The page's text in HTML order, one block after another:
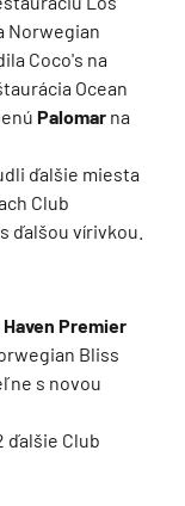
Norwegian
Coco's na
Ocean
Palomar na
ďalšie miesta
Club
ďalšou vírivkou.
Haven Premier
Bliss
s novou
ďalšie Club